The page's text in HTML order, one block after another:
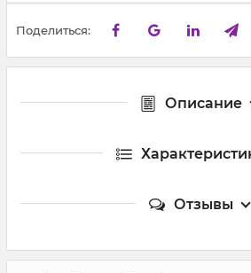
Поделиться:
Описание
Отзывы